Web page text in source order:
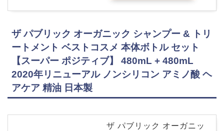
ザ パブリック オーガニック シャンプー & トリ
ートメント ベストコスメ 本体ボトル セット
【スーパー ポジティブ】 480mL + 480mL
2020年リニューアル ノンシリコン アミノ酸 ヘ
アケア 精油 日本製
ザ パブリック オーガニッ